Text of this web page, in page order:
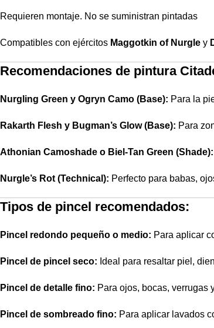
Requieren montaje. No se suministran pintadas
Compatibles con ejércitos Maggotkin of Nurgle y
Recomendaciones de pintura
Nurgling Green y Ogryn Camo (Base): Para la
Rakarth Flesh y Bugman’s Glow (Base): Para
Athonian Camoshade o Biel-Tan Green (Shade):
Nurgle’s Rot (Technical): Perfecto para babas,
Tipos de pincel recomendados:
Pincel redondo pequeño o medio: Para aplicar
Pincel de pincel seco: Ideal para resaltar piel,
Pincel de detalle fino: Para ojos, bocas, verrugas
Pincel de sombreado fino: Para aplicar lavados